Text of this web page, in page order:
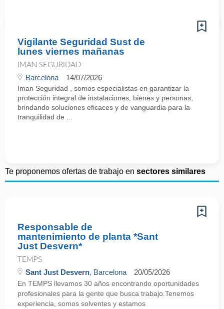
Vigilante Seguridad Sust de
lunes viernes mañanas
IMAN SEGURIDAD
Barcelona 14/07/2026
Iman Seguridad , somos especialistas en garantizar la
protección integral de instalaciones, bienes y personas,
brindando soluciones eficaces y de vanguardia para la
tranquilidad de ...
Te proponemos ofertas de trabajo en sectores similares
Responsable de
mantenimiento de planta *Sant
Just Desvern*
TEMPS
Sant Just Desvern, Barcelona 20/05/2026
En TEMPS llevamos 30 años encontrando oportunidades
profesionales para la gente que busca trabajo.Tenemos
experiencia, somos solventes y estamos